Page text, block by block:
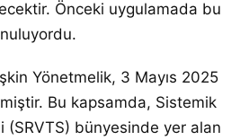
Önceki uygulamada bu
Yönetmelik, 3 Mayıs 2025
Bu kapsamda, Sistemik
(SRVTS) bünyesinde yer alan